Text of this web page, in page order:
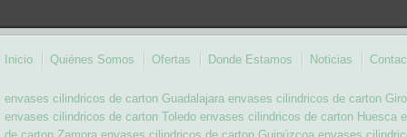
Inicio Quiénes Somos Ofertas Donde Estamos Noticias
envases cilindricos de carton Guadalajara envases cilindricos de carton
envases cilindricos de carton Toledo envases cilindricos de carton Huesca